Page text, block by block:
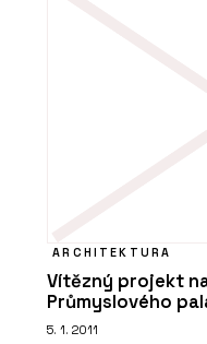
ARCHITEKTURA
Vítězný projekt
Průmyslového
5. 1. 2011